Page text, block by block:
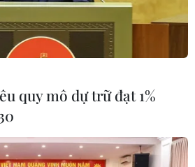
quy mô dự trữ đạt 1%